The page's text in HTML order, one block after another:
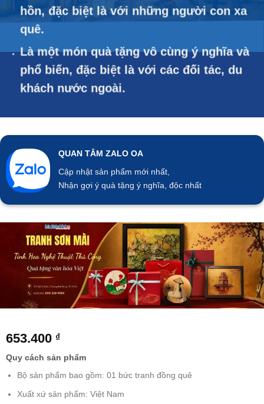
hồn, đặc biệt là với những người con xa
quê.
Là một món quà tặng vô cùng ý nghĩa và
phổ biến, đặc biệt là với các đối tác, du
khách nước ngoài.
QUAN TÂM ZALO OA
Cập nhật sản phẩm mới nhất,
Nhận gợi ý quà tặng ý nghĩa, độc nhất
653.400 ₫
Quy cách sản phẩm
Bộ sản phẩm bao gồm: 01 bức tranh đồng quê
Xuất xứ sản phẩm: Việt Nam